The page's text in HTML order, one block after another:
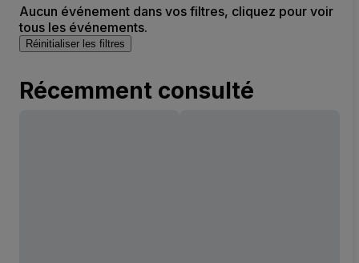
Aucun événement dans vos filtres, cliquez pour voir
tous les événements.
Réinitialiser les filtres
Récemment consulté